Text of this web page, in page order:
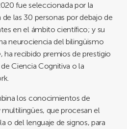
fue seleccionada por la
las 30 personas por debajo de
en el ámbito científico; y su
neurociencia del bilingüismo
ha recibido premios de prestigio
Ciencia Cognitiva o la
los conocimientos de
que procesan el
o del lenguaje de signos, para